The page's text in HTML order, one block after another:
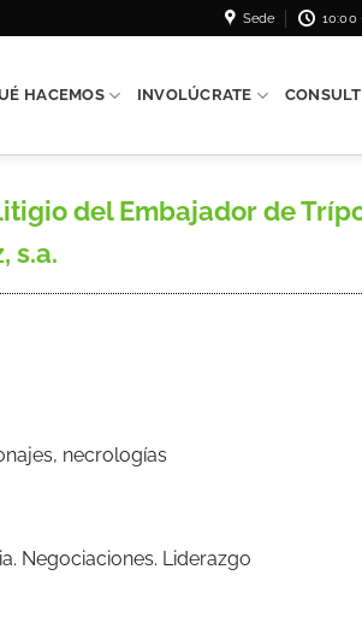
Sede 10:00
HACEMOS INVOLÚCRATE
del Embajador de
s.a.
necrologías
Negociaciones. Liderazgo